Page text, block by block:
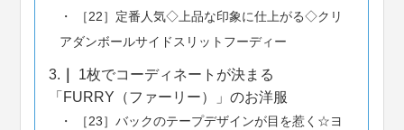
［22］定番人気◇上品な印象に仕上がる◇クリ
アダンボールサイドスリットフーディー
3.
1枚でコーディネートが決まる
「FURRY（ファーリー）」のお洋服
［23］バックのテープデザインが目を惹く☆ヨ